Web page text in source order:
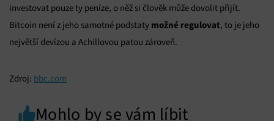
investovat pouze ty peníze, o něž si člověk může dovolit přijít.
Bitcoin není z jeho samotné podstaty možné regulovat, to je jeho
největší devízou a Achillovou patou zároveň.
Zdroj: bbc.com
Mohlo by se vám líbit